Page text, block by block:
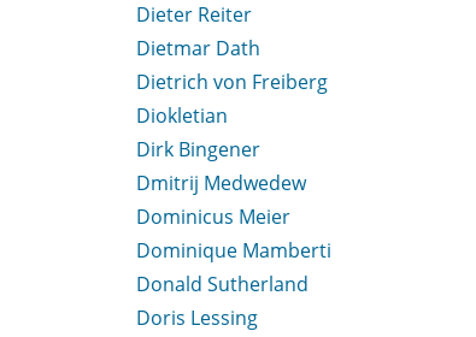
Dieter Reiter
Dietmar Dath
Dietrich von Freiberg
Diokletian
Dirk Bingener
Dmitrij Medwedew
Dominicus Meier
Dominique Mamberti
Donald Sutherland
Doris Lessing